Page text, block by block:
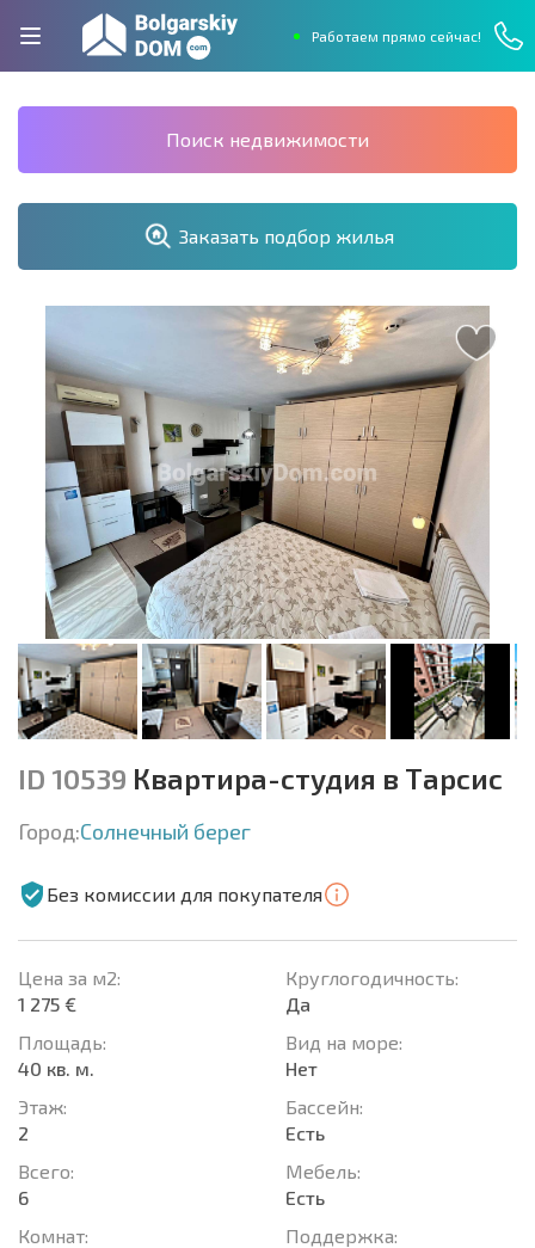
Работаем прямо сейчас!
Поиск недвижимости
Заказать подбор жилья
ID 10539 Квартира-студия в Тарсис
Город:Солнечный берег
Без комиссии для покупателя
Цена за м2:
1 275 €
Площадь:
40 кв. м.
Этаж:
2
Всего:
6
Комнат:
Круглогодичность:
Да
Вид на море:
Нет
Басcейн:
Есть
Мебель:
Есть
Поддержка: